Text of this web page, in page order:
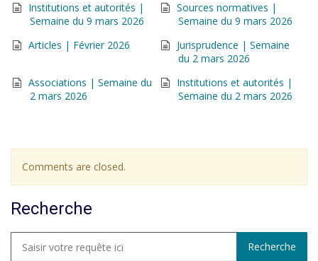
Institutions et autorités |
Semaine du 9 mars 2026
Sources normatives |
Semaine du 9 mars 2026
Articles | Février 2026
Jurisprudence | Semaine
du 2 mars 2026
Associations | Semaine du
2 mars 2026
Institutions et autorités |
Semaine du 2 mars 2026
Comments are closed.
Recherche